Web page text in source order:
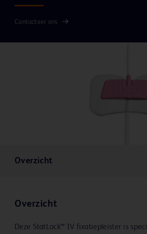
Contacteer ons
Overzicht
Overzicht
Deze StatLock™ IV fixatiepleister is